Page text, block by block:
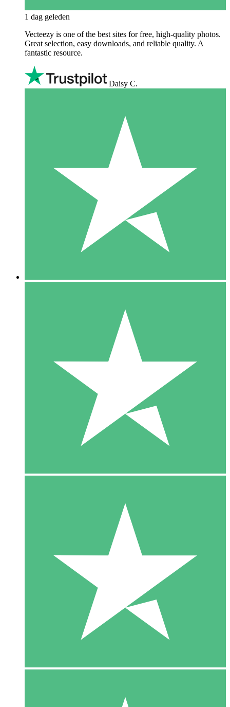
1 dag geleden
Vecteezy is one of the best sites for free, high‑quality photos.
Great selection, easy downloads, and reliable quality. A
fantastic resource.
Daisy C.